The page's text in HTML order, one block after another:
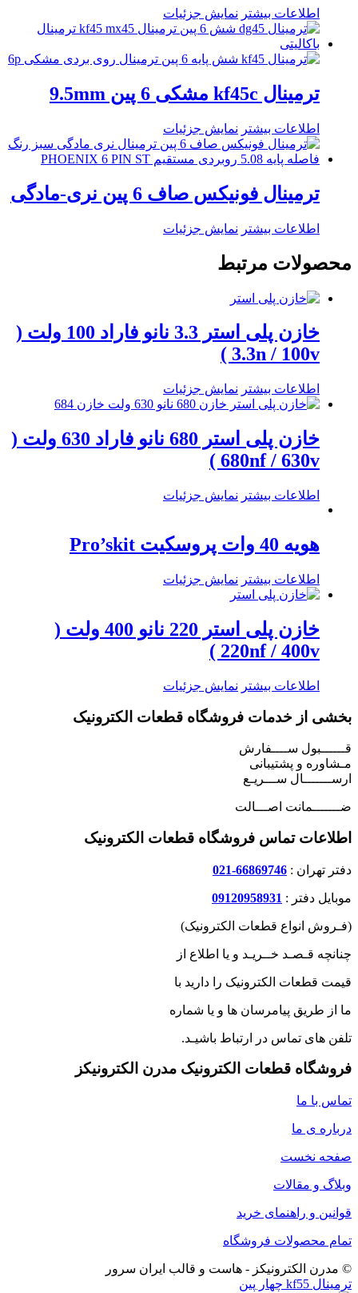
اطلاعات بیشتر نمایش جزئیات
ترمینال kf45c مشکی 6 پین 9.5mm
اطلاعات بیشتر نمایش جزئیات
ترمینال فونیکس صاف 6 پین نری-مادگی
اطلاعات بیشتر نمایش جزئیات
محصولات مرتبط
خازن پلی استر 3.3 نانو فاراد 100 ولت (
3.3n / 100v )
اطلاعات بیشتر نمایش جزئیات
خازن پلی استر 680 نانو فاراد 630 ولت (
680nf / 630v )
اطلاعات بیشتر نمایش جزئیات
هویه 40 وات پروسکیت Pro’skit
اطلاعات بیشتر نمایش جزئیات
خازن پلی استر 220 نانو 400 ولت (
220nf / 400v )
اطلاعات بیشتر نمایش جزئیات
بخشی از خدمات فروشگاه قطعات الکترونیک
قــــــبول ســــفارش
مـشاوره و پشتیبانی
ارســـــــال ســـریـع
ضـــــــمانت اصـــالت
اطلاعات تماس فروشگاه قطعات الکترونیک
دفتر تهران : 66869746-021
موبایل دفتر : 09120958931
(فـروش انواع قطعات الکترونیک)
چنانچه قـصـد خــریـد و یا اطلاع از
قیمت قطعات الکترونیک را دارید با
ما از طریق پیامرسان ها و یا شماره
تلفن های تماس در ارتباط باشیـد.
فروشگاه قطعات الکترونیک مدرن الکترونیکز
تماس با ما
درباره ی ما
صفحه نخست
وبلاگ و مقالات
قوانین و راهنمای خرید
تمام محصولات فروشگاه
© مدرن الکترونیکز - هاست و قالب ایران سرور
ترمینال kf55 چهار پین